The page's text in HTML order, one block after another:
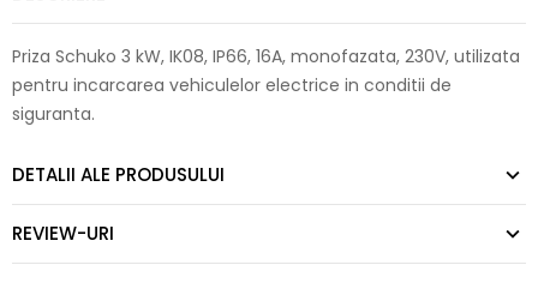
Priza Schuko 3 kW, IK08, IP66, 16A, monofazata, 230V, utilizata
pentru incarcarea vehiculelor electrice in conditii de
siguranta.
DETALII ALE PRODUSULUI
REVIEW-URI